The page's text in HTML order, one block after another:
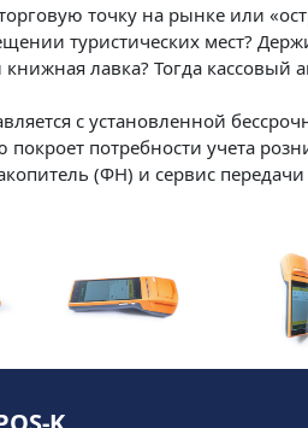
точку на рынке или
туристических мест?
лавка? Тогда кассовый
с установленной
потребности учета
(ФН) и сервис передачи